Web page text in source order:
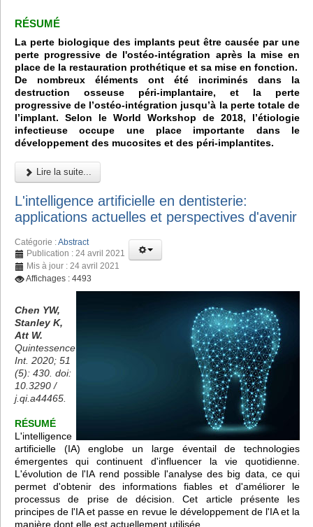
RÉSUMÉ
La perte biologique des implants peut être causée par une
perte progressive de l'ostéo-intégration après la mise en
place de la restauration prothétique et sa mise en fonction.
De nombreux éléments ont été incriminés dans la
destruction osseuse péri-implantaire, et la perte
progressive de l’ostéo-intégration jusqu’à la perte totale de
l’implant. Selon le World Workshop de 2018, l’étiologie
infectieuse occupe une place importante dans le
développement des mucosites et des péri-implantites.
Lire la suite...
L'intelligence artificielle en dentisterie:
applications actuelles et perspectives d'avenir
Catégorie :Abstract
Publication : 24 avril 2021
Mis à jour : 24 avril 2021
Affichages : 4493
Chen YW,
Stanley K,
Att W.
Quintessence
Int. 2020; 51
(5): 430. doi:
10.3290 /
j.qi.a44465.
RÉSUMÉ
L'intelligence
artificielle (IA) englobe un large éventail de technologies
émergentes qui continuent d'influencer la vie quotidienne.
L'évolution de l'IA rend possible l'analyse des big data, ce qui
permet d'obtenir des informations fiables et d'améliorer le
processus de prise de décision. Cet article présente les
principes de l'IA et passe en revue le développement de l'IA et la
manière dont elle est actuellement utilisée.